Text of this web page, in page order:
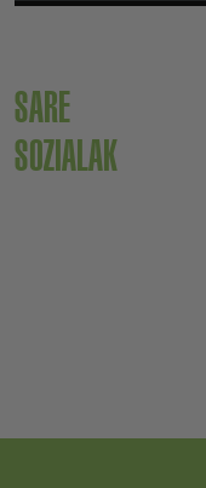
SARE
SOZIALAK